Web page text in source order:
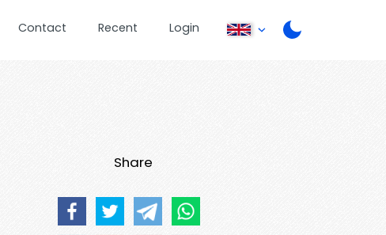
Contact Recent Login
Share